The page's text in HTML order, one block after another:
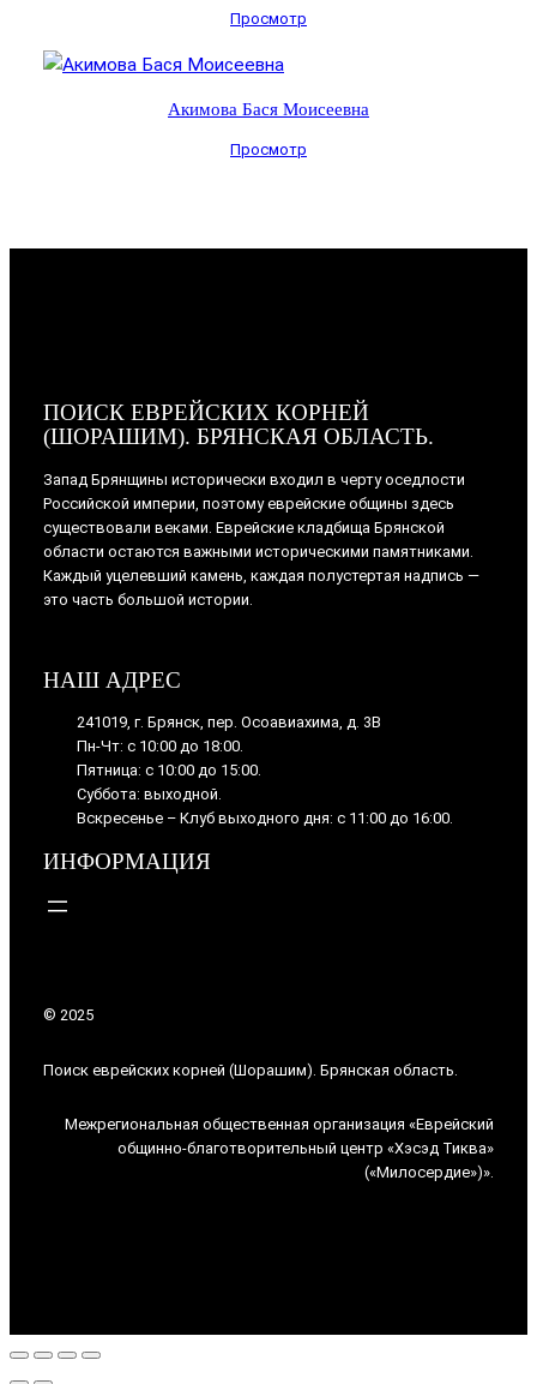
Просмотр
Акимова Бася Моисеевна
Просмотр
ПОИСК ЕВРЕЙСКИХ КОРНЕЙ
(ШОРАШИМ). БРЯНСКАЯ ОБЛАСТЬ.
Запад Брянщины исторически входил в черту оседлости
Российской империи, поэтому еврейские общины здесь
существовали веками. Еврейские кладбища Брянской
области остаются важными историческими памятниками.
Каждый уцелевший камень, каждая полустертая надпись —
это часть большой истории.
НАШ АДРЕС
241019, г. Брянск, пер. Осоавиахима, д. 3В
Пн-Чт: с 10:00 до 18:00.
Пятница: с 10:00 до 15:00.
Суббота: выходной.
Вскресенье – Клуб выходного дня: с 11:00 до 16:00.
ИНФОРМАЦИЯ
© 2025
Поиск еврейских корней (Шорашим). Брянская область.
Межрегиональная общественная организация «Еврейский
общинно-благотворительный центр «Хэсэд Тиква»
(«Милосердие»)».